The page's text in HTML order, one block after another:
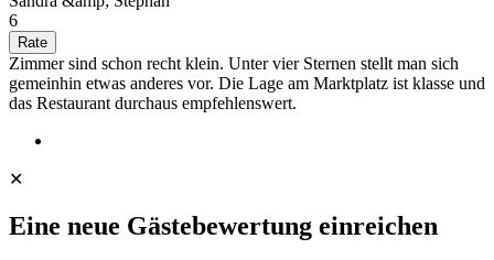
6
Zimmer sind schon recht klein. Unter vier Sternen stellt man sich
gemeinhin etwas anderes vor. Die Lage am Marktplatz ist klasse und
das Restaurant durchaus empfehlenswert.
✕
Eine neue Gästebewertung einreichen